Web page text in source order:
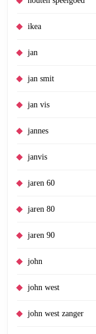
ikea
jan
jan smit
jan vis
jannes
janvis
jaren 60
jaren 80
jaren 90
john
john west
john west zanger